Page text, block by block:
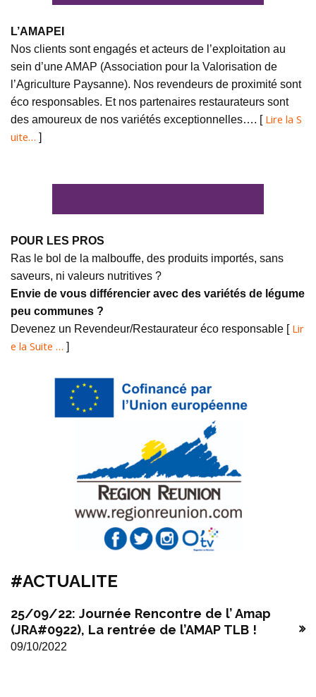
L’AMAPEI
Nos clients sont engagés et acteurs de l’exploitation au
sein d’une AMAP (Association pour la Valorisation de
l’Agriculture Paysanne). Nos revendeurs de proximité sont
éco responsables. Et nos partenaires restaurateurs sont
des amoureux de nos variétés exceptionnelles…. [ Lire la S
uite… ]
POUR LES PROS
Ras le bol de la malbouffe, des produits importés, sans
saveurs, ni valeurs nutritives ?
Envie de vous différencier avec des variétés de légume
peu communes ?
Devenez un Revendeur/Restaurateur éco responsable [ Lir
e la Suite … ]
#ACTUALITE
25/09/22: Journée Rencontre de l’ Amap
(JRA#0922), La rentrée de l’AMAP TLB !
09/10/2022